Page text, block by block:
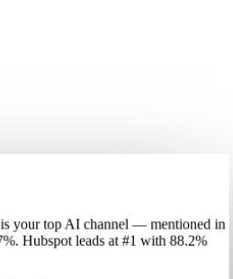
your top AI channel — mentioned in
%. Hubspotleads at #1 with 88.2%